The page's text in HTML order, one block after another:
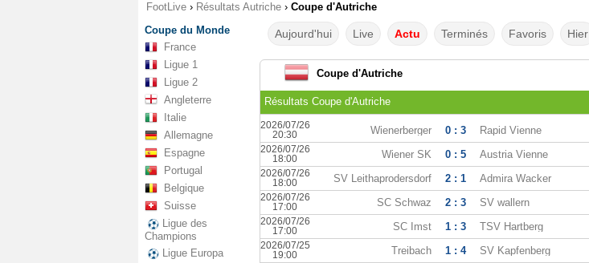
FootLive › Résultats Autriche › Coupe d'Autriche
Coupe du Monde
France
Ligue 1
Ligue 2
Angleterre
Italie
Allemagne
Espagne
Portugal
Belgique
Suisse
Ligue des
Champions
Ligue Europa
Aujourd'hui Live Actu Terminés Favoris Hier
Coupe d'Autriche
Résultats Coupe d'Autriche
2026/07/26
20:30
Wienerberger 0 : 3 Rapid Vienne
2026/07/26
18:00
Wiener SK 0 : 5 Austria Vienne
2026/07/26
18:00
SV Leithaprodersdorf 2 : 1 Admira Wacker
2026/07/26
17:00
SC Schwaz 2 : 3 SV wallern
2026/07/26
17:00
SC Imst 1 : 3 TSV Hartberg
2026/07/25
19:00
Treibach 1 : 4 SV Kapfenberg